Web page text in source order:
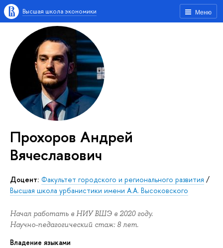
Меню
Высшая школа экономики
Прохоров Андрей
Вячеславович
доцент: Факультет городского и регионального развития /
Высшая школа урбанистики имени А.А. Высоковского
Начал работать в НИУ ВШЭ в 2020 году.
Научно-педагогический стаж: 8 лет.
Владение языками